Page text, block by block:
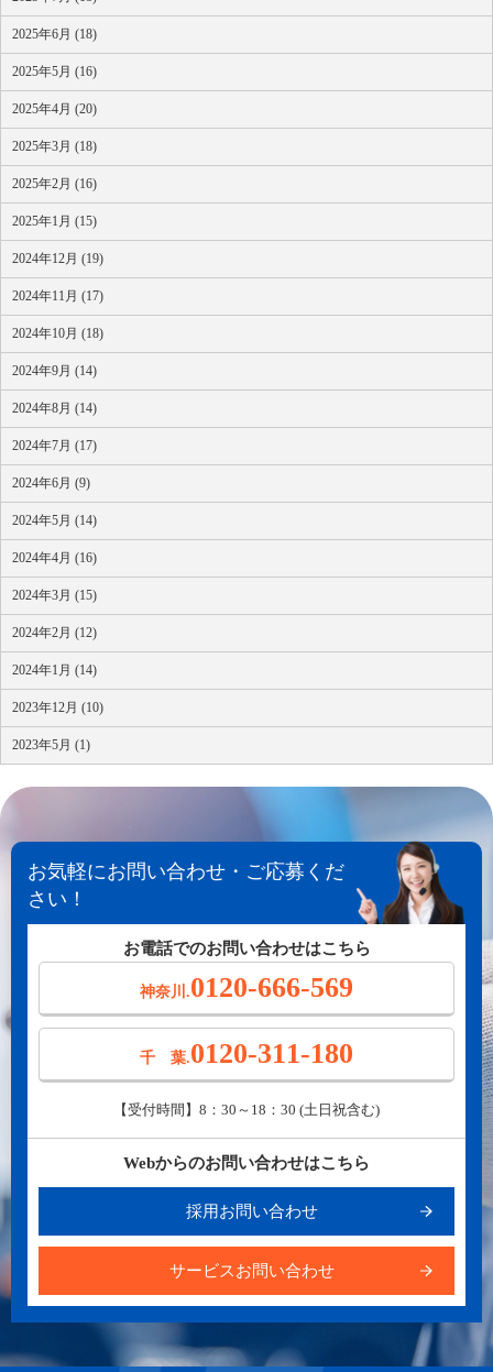
2025年6月 (18)
2025年5月 (16)
2025年4月 (20)
2025年3月 (18)
2025年2月 (16)
2025年1月 (15)
2024年12月 (19)
2024年11月 (17)
2024年10月 (18)
2024年9月 (14)
2024年8月 (14)
2024年7月 (17)
2024年6月 (9)
2024年5月 (14)
2024年4月 (16)
2024年3月 (15)
2024年2月 (12)
2024年1月 (14)
2023年12月 (10)
2023年5月 (1)
お気軽にお問い合わせ・ご応募くだ
さい！
お電話でのお問い合わせはこちら
神奈川.0120-666-569
千 葉.0120-311-180
【受付時間】8：30～18：30 (土日祝含む)
Webからのお問い合わせはこちら
採用お問い合わせ
サービスお問い合わせ